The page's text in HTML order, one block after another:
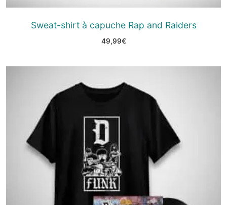
Sweat-shirt à capuche Rap and Raiders
49,99€